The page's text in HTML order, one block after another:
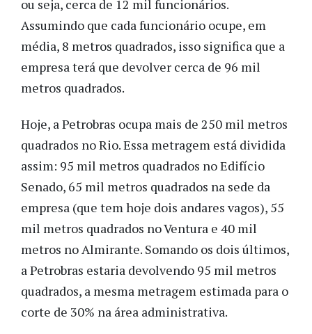
ou seja, cerca de 12 mil funcionários.
Assumindo que cada funcionário ocupe, em
média, 8 metros quadrados, isso significa que a
empresa terá que devolver cerca de 96 mil
metros quadrados.
Hoje, a Petrobras ocupa mais de 250 mil metros
quadrados no Rio. Essa metragem está dividida
assim: 95 mil metros quadrados no Edifício
Senado, 65 mil metros quadrados na sede da
empresa (que tem hoje dois andares vagos), 55
mil metros quadrados no Ventura e 40 mil
metros no Almirante. Somando os dois últimos,
a Petrobras estaria devolvendo 95 mil metros
quadrados, a mesma metragem estimada para o
corte de 30% na área administrativa.